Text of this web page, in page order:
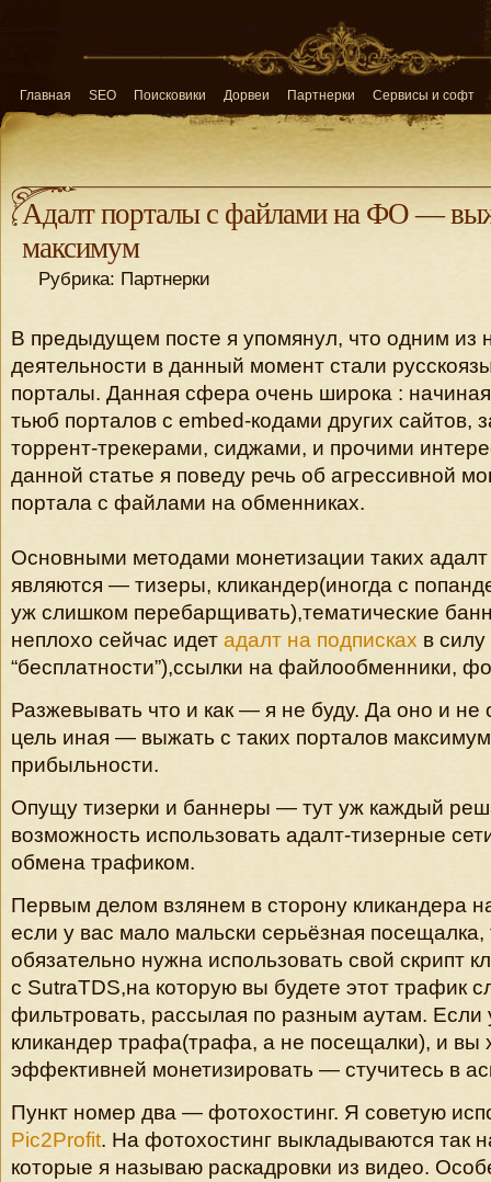
Главная SEO Поисковики Дорвеи Партнерки Сервисы и софт
Адалт порталы с файлами на ФО —
максимум
Рубрика: Партнерки
В предыдущем посте я упомянул, что одним из
деятельности в данный момент стали
порталы. Данная сфера очень широка : начиная
тьюб порталов с embed-кодами других сайтов,
торрент-трекерами, сиджами, и прочими
данной статье я поведу речь об агрессивной
портала с файлами на обменниках.
Основными методами монетизации таких адалт
являются — тизеры, кликандер(иногда с
уж слишком перебарщивать),тематические
неплохо сейчас идет адалт на подписках в
“бесплатности”),ссылки на файлообменники,
Разжевывать что и как — я не буду. Да оно и
цель иная — выжать с таких порталов
прибыльности.
Опущу тизерки и баннеры — тут уж каждый
возможность использовать адалт-тизерные
обмена трафиком.
Первым делом взлянем в сторону кликандера
если у вас мало мальски серьёзная посещалка,
обязательно нужна использовать свой скрипт
с SutraTDS,на которую вы будете этот трафик
фильтровать, рассылая по разным аутам. Если
кликандер трафа(трафа, а не посещалки), и вы
эффективней монетизировать — стучитесь в
Пункт номер два — фотохостинг. Я советую
Pic2Profit. На фотохостинг выкладываются так
которые я называю раскадровки из видео.